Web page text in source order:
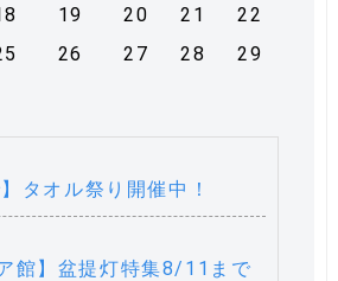
19 20 21
22
26 27 28
29
タオル祭り開催中！
館】盆提灯特集8/11まで